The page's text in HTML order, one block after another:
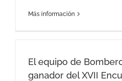
Más información
El equipo de
ganador del XVII